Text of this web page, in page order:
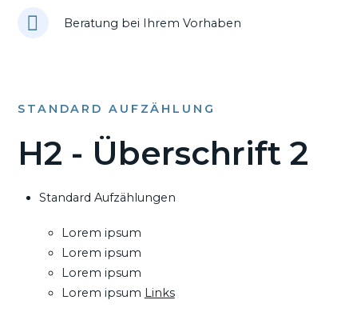
Beratung bei Ihrem Vorhaben
STANDARD AUFZÄHLUNG
H2 - Überschrift 2
Standard Aufzählungen
Lorem ipsum
Lorem ipsum
Lorem ipsum
Lorem ipsum Links